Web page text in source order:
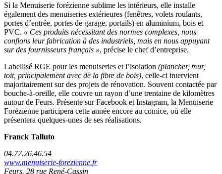
Si la Menuiserie forézienne sublime les intérieurs, elle installe
également des menuiseries extérieures (fenêtres, volets roulants,
portes d’entrée, portes de garage, portails) en aluminium, bois et
PVC. « Ces produits nécessitant des normes complexes, nous
confions leur fabrication à des industriels, mais en nous appuyant
sur des fournisseurs français », précise le chef d’entreprise.
Labellisé RGE pour les menuiseries et l’isolation (plancher, mur,
toit, principalement avec de la fibre de bois), celle-ci intervient
majoritairement sur des projets de rénovation. Souvent contactée par
bouche-à-oreille, elle couvre un rayon d’une trentaine de kilomètres
autour de Feurs. Présente sur Facebook et Instagram, la Menuiserie
Forézienne participera cette année encore au comice, où elle
présentera quelques-unes de ses réalisations.
Franck Talluto
04.77.26.46.54
www.menuiserie-forezienne.fr
Feurs, 28 rue René-Cassin